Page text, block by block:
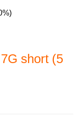
short (5